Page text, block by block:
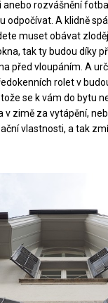
anebo rozvášnění
odpočívat. A klidně
muset obávat
tak ty budou díky
před vloupáním. A
rolet v
se k vám do bytu
v zimě za vytápění,
vlastnosti, a tak